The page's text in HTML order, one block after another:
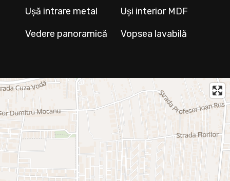
Ușă intrare metal
Uși interior MDF
Vedere panoramică
Vopsea lavabilă